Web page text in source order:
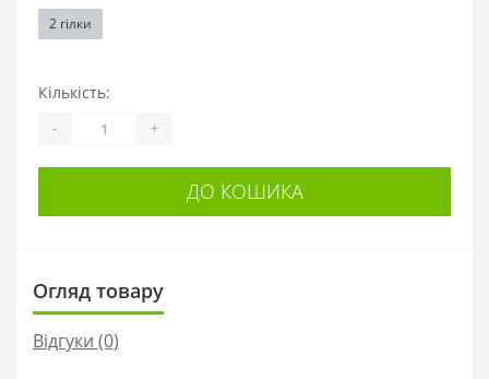
2 гілки
Кількість:
- +
ДО КОШИКА
Огляд товару
Відгуки (0)